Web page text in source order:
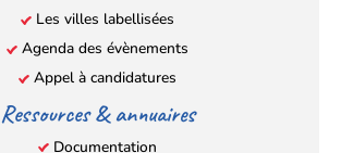
onglet)
onglet)
onglet)
onglet)
Les villes labellisées
Agenda des évènements
Appel à candidatures
Ressources & annuaires
Documentation